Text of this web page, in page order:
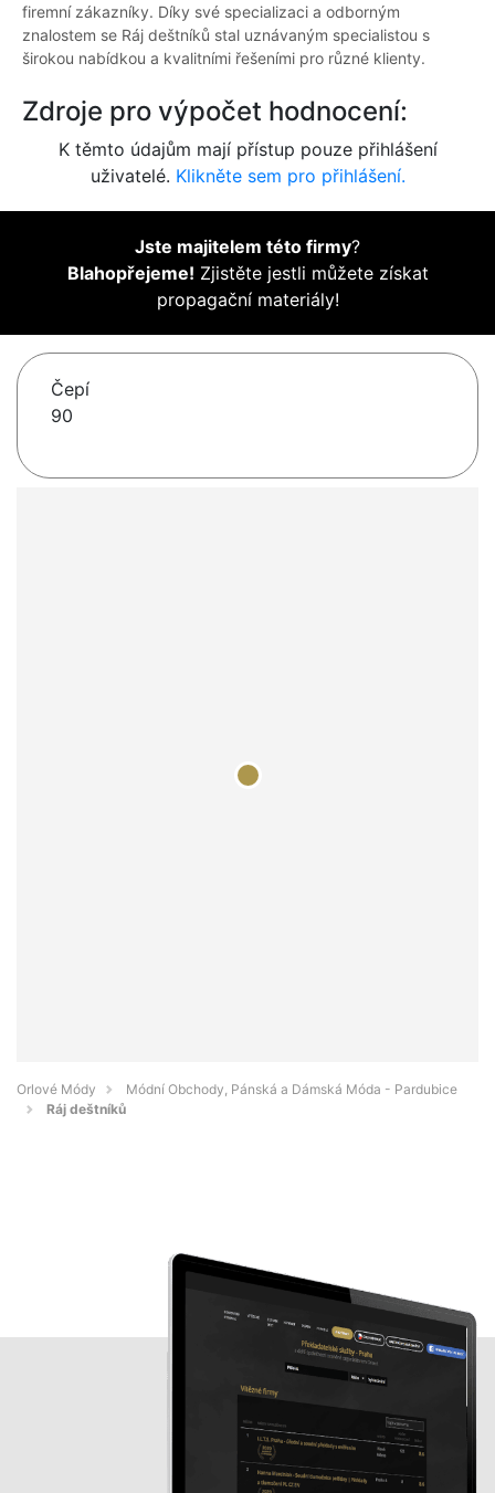
firemní zákazníky. Díky své specializaci a odborným
znalostem se Ráj deštníků stal uznávaným specialistou s
širokou nabídkou a kvalitními řešeními pro různé klienty.
Zdroje pro výpočet hodnocení:
K těmto údajům mají přístup pouze přihlášení
uživatelé. Klikněte sem pro přihlášení.
Jste majitelem této firmy?
Blahopřejeme! Zjistěte jestli můžete získat
propagační materiály!
Čepí
90
Orlové Módy
Módní Obchody, Pánská a Dámská Móda - Pardubice
Ráj deštníků